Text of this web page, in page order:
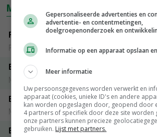
MARKTPRIJZEN
Fritesgeschikt NL Du Be
PotatoNL
Emmeloord Tarwe
Noteringen
Emmeloord Schaaltjespeen
Noteringen
Bintje A 28/35
Gepersonaliseerde advertenties en
advertentie- en contentmetingen,
doelgroepenonderzoek en
Informatie op een apparaat opslaan
Meer informatie
Uw persoonsgegevens worden verwerkt en
apparaat (cookies, unieke ID's en andere
kan worden opgeslagen door, geopend door
4 partners of specifiek door deze site worden
onze partners kunnen precieze
gebruiken. Lijst met partners.